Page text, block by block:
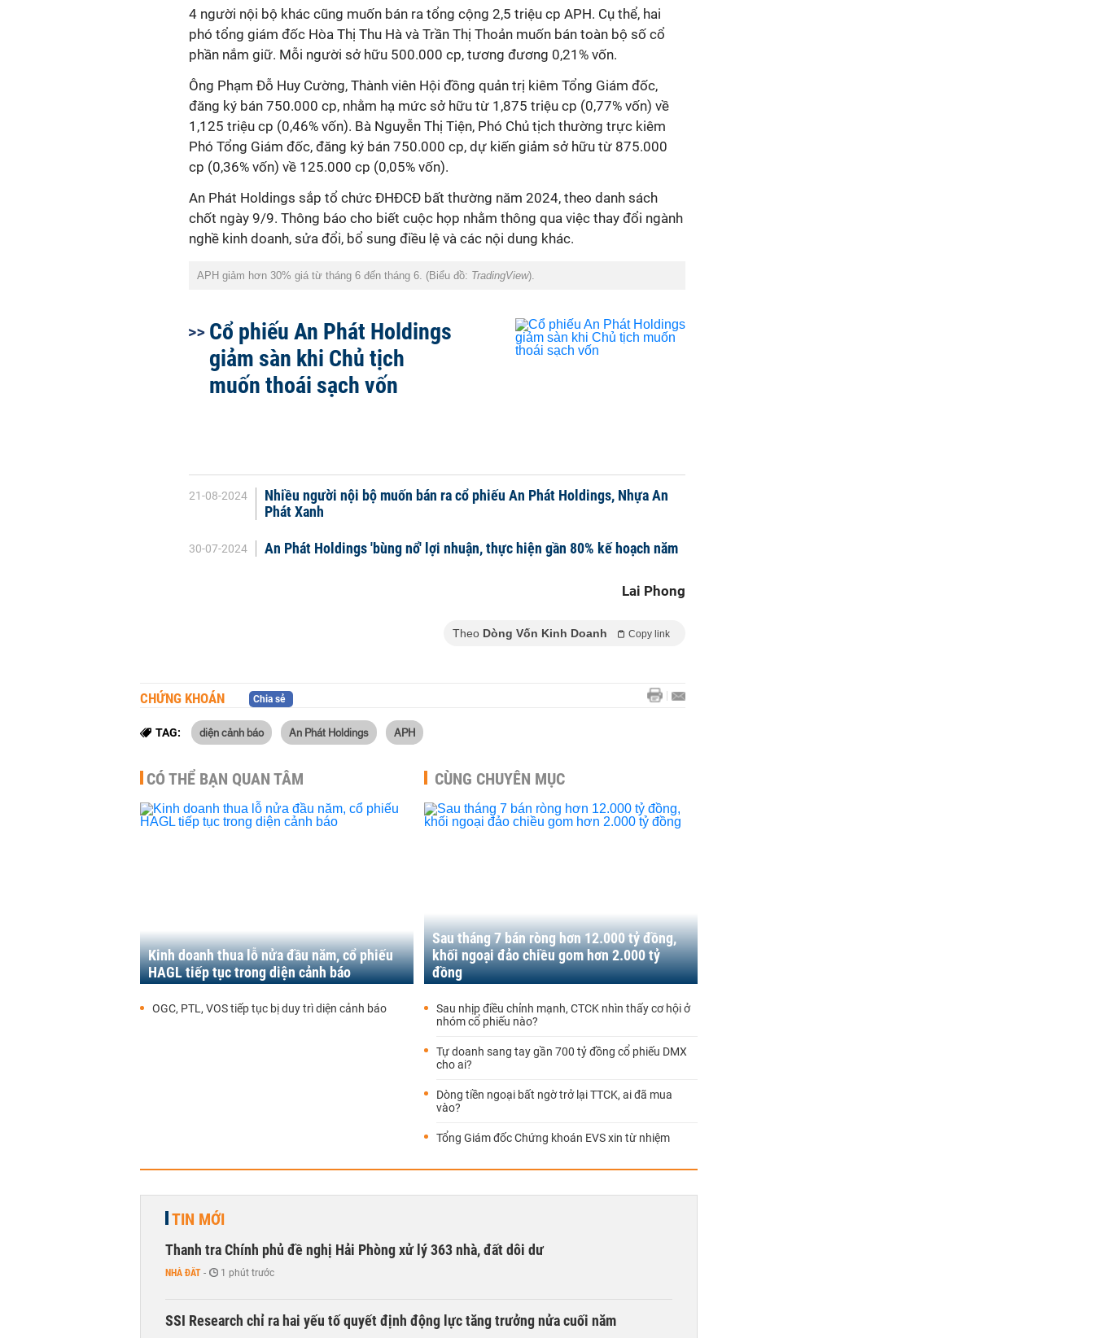
4 người nội bộ khác cũng muốn bán ra tổng cộng 2,5 triệu cp APH. Cụ thể, hai
phó tổng giám đốc Hòa Thị Thu Hà và Trần Thị Thoản muốn bán toàn bộ số cổ
phần nắm giữ. Mỗi người sở hữu 500.000 cp, tương đương 0,21% vốn.
Ông Phạm Đỗ Huy Cường, Thành viên Hội đồng quản trị kiêm Tổng Giám đốc,
đăng ký bán 750.000 cp, nhằm hạ mức sở hữu từ 1,875 triệu cp (0,77% vốn) về
1,125 triệu cp (0,46% vốn). Bà Nguyễn Thị Tiện, Phó Chủ tịch thường trực kiêm
Phó Tổng Giám đốc, đăng ký bán 750.000 cp, dự kiến giảm sở hữu từ 875.000
cp (0,36% vốn) về 125.000 cp (0,05% vốn).
An Phát Holdings sắp tổ chức ĐHĐCĐ bất thường năm 2024, theo danh sách
chốt ngày 9/9. Thông báo cho biết cuộc họp nhằm thông qua việc thay đổi ngành
nghề kinh doanh, sửa đổi, bổ sung điều lệ và các nội dung khác.
APH giảm hơn 30% giá từ tháng 6 đến tháng 6. (Biểu đồ: TradingView).
Cổ phiếu An Phát Holdings
giảm sàn khi Chủ tịch
muốn thoái sạch vốn
21-08-2024
Nhiều người nội bộ muốn bán ra cổ phiếu An Phát Holdings, Nhựa An
Phát Xanh
30-07-2024 An Phát Holdings 'bùng nổ' lợi nhuận, thực hiện gần 80% kế hoạch năm
Lai Phong
Theo Dòng Vốn Kinh Doanh Copy link
CHỨNG KHOÁN Chia sẻ
TAG: diện cảnh báo An Phát Holdings APH
CÓ THỂ BẠN QUAN TÂM
Kinh doanh thua lỗ nửa đầu năm, cổ phiếu
HAGL tiếp tục trong diện cảnh báo
OGC, PTL, VOS tiếp tục bị duy trì diện cảnh báo
CÙNG CHUYÊN MỤC
Sau tháng 7 bán ròng hơn 12.000 tỷ đồng,
khối ngoại đảo chiều gom hơn 2.000 tỷ
đồng
Sau nhịp điều chỉnh mạnh, CTCK nhìn thấy cơ hội ở
nhóm cổ phiếu nào?
Tự doanh sang tay gần 700 tỷ đồng cổ phiếu DMX
cho ai?
Dòng tiền ngoại bất ngờ trở lại TTCK, ai đã mua
vào?
Tổng Giám đốc Chứng khoán EVS xin từ nhiệm
TIN MỚI
Thanh tra Chính phủ đề nghị Hải Phòng xử lý 363 nhà, đất dôi dư
NHÀ ĐẤT - 1 phút trước
SSI Research chỉ ra hai yếu tố quyết định động lực tăng trưởng nửa cuối năm